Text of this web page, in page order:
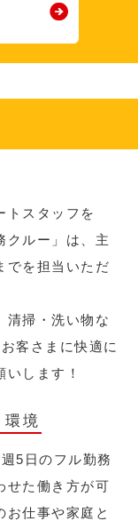
トスタッフを
クルー」は、主
でを担当いただ
清掃・洗い物な
客さまに快適に
します！
境
5日のフル勤務
せた働き方が可
お仕事や家庭と